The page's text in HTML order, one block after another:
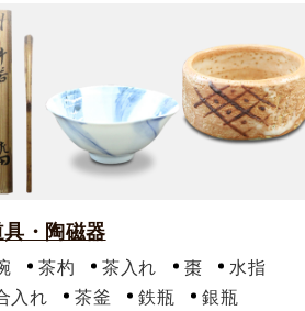
・陶磁器
茶杓 茶入れ 棗
水指
入れ
茶釜 鉄瓶
銀瓶